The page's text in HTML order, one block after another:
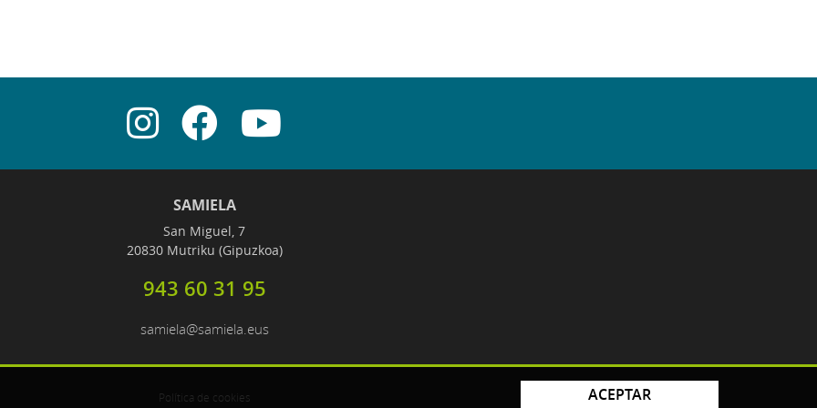
SAMIELA
San Miguel, 7
20830 Mutriku (Gipuzkoa)
943 60 31 95
samiela@samiela.eus
Política de cookies ACEPTAR